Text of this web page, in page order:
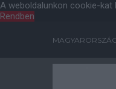
A weboldalunkon cookie-kat
Rendben